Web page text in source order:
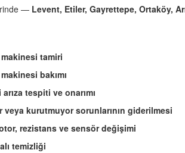
— Levent, Etiler, Gayrettepe, Ortaköy,
tamiri
bakımı
tespiti ve onarımı
veya kurutmuyor sorunlarının giderilmesi
rezistans ve sensör değişimi
temizliği